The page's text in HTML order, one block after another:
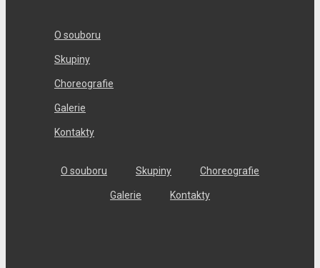
O souboru
Skupiny
Choreografie
Galerie
Kontakty
O souboru Skupiny Choreografie
Galerie Kontakty